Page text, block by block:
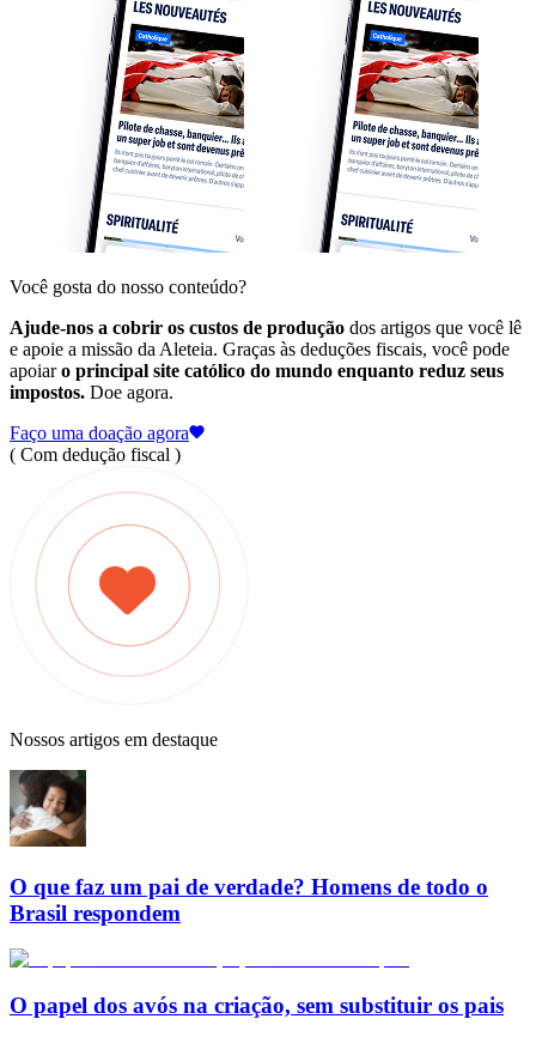
Você gosta do nosso conteúdo?
Ajude-nos a cobrir os custos de produção dos artigos que você lê
e apoie a missão da Aleteia. Graças às deduções fiscais, você pode
apoiaro principal site católico do mundo enquanto reduz seus
impostos. Doe agora.
Faço uma doação agora
( Com dedução fiscal )
Nossos artigos em destaque
O que faz um pai de verdade? Homens de todo o
Brasil respondem
O papel dos avós na criação, sem substituir os pais